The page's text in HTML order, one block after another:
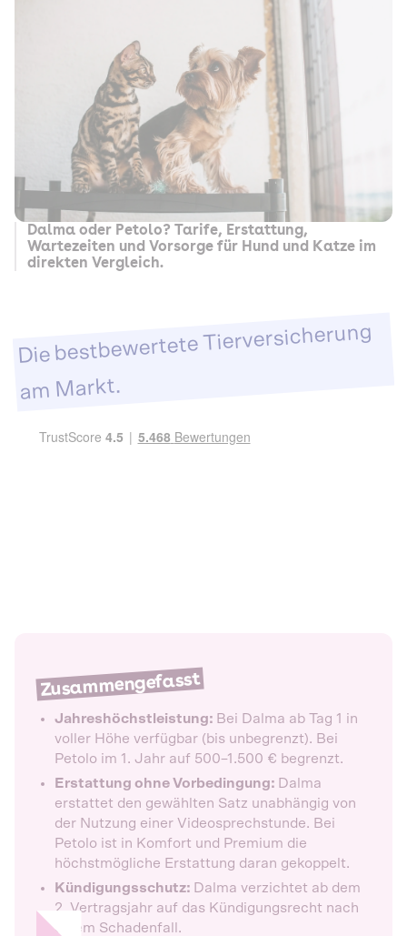
Dalma oder Petolo? Tarife, Erstattung,
Wartezeiten und Vorsorge für Hund und Katze im
direkten Vergleich.
Die bestbewertete Tierversicherung
am Markt.
Zusammengefasst
Jahreshöchstleistung: Bei Dalma ab Tag 1 in
voller Höhe verfügbar (bis unbegrenzt). Bei
Petolo im 1. Jahr auf 500–1.500 € begrenzt.
Erstattung ohne Vorbedingung: Dalma
erstattet den gewählten Satz unabhängig von
der Nutzung einer Videosprechstunde. Bei
Petolo ist in Komfort und Premium die
höchstmögliche Erstattung daran gekoppelt.
Kündigungsschutz: Dalma verzichtet ab dem
2. Vertragsjahr auf das Kündigungsrecht nach
einem Schadenfall.